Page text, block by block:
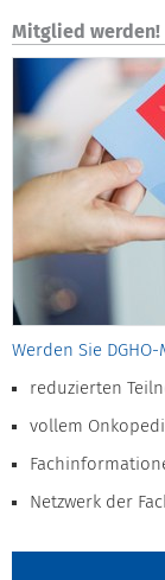
Mitglied werden!
Werden Sie
reduzierten
vollem
Netzwerk der